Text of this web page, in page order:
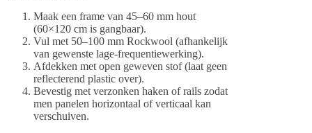
Maak een frame van 45–60 mm hout
(60×120 cm is gangbaar).
Vul met 50–100 mm Rockwool (afhankelijk
van gewenste lage-frequentiewerking).
Afdekken met open geweven stof (laat geen
reflecterend plastic over).
Bevestig met verzonken haken of rails zodat
men panelen horizontaal of verticaal kan
verschuiven.